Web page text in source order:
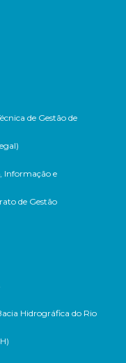
de Gestão de
Informação e
de Gestão
Hidrográfica do Rio